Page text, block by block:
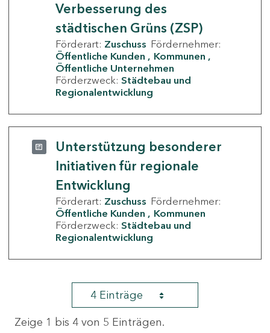
Verbesserung des
städtischen Grüns (ZSP)
Förderart: Zuschuss Fördernehmer:
Öffentliche Kunden
Kommunen
Öffentliche Unternehmen
Förderzweck: Städtebau und
Regionalentwicklung
Unterstützung besonderer
Initiativen für regionale
Entwicklung
Förderart: Zuschuss Fördernehmer:
Öffentliche Kunden
Kommunen
Förderzweck: Städtebau und
Regionalentwicklung
4 Einträge
Zeige 1 bis 4 von 5 Einträgen.